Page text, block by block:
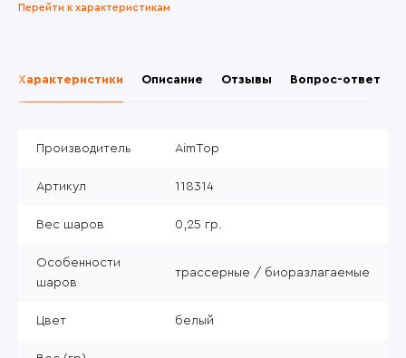
Перейти к характеристикам
Характеристики Описание Отзывы Вопрос-ответ
Производитель AimTop
Артикул 118314
Вес шаров 0,25 гр.
Особенности
шаров
трассерные / биоразлагаемые
Цвет белый